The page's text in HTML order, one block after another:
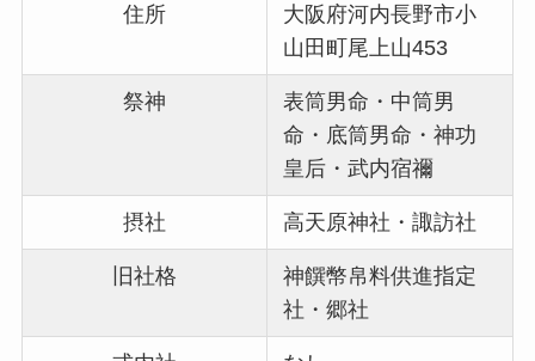
住所
大阪府河内長野市小
山田町尾上山453
祭神
表筒男命・中筒男
命・底筒男命・神功
皇后・武内宿禰
摂社 高天原神社・諏訪社
旧社格
神饌幣帛料供進指定
社・郷社